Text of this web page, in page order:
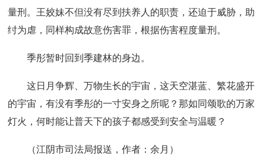
量刑。王姣妹不但没有尽到扶养人的职责，还迫于威胁，助
纣为虐，同样构成故意伤害罪，根据伤害程度量刑。
季彤暂时回到季建林的身边。
这日月争辉、万物生长的宇宙，这天空湛蓝、繁花盛开
的宇宙，有没有季彤的一寸安身之所呢？那如同颂歌的万家
灯火，何时能让普天下的孩子都感受到安全与温暖？
（江阴市司法局报送，作者：余月）